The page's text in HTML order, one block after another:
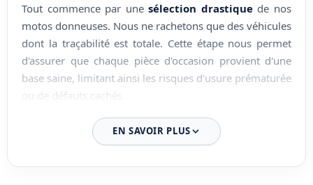
Tout commence par unesélection drastiquede nos
motos donneuses. Nous ne rachetons que des véhicules
dont la traçabilité est totale. Cette étape nous permet
d'assurer que chaque pièce d'occasion provient d'une
base saine, limitant ainsi les risques d'usure prématurée
ou de défauts cachés.
02. Démontage expert en atelier
spécialisés au sein de nos locaux en Loire-Atlantique.
EN SAVOIR PLUS